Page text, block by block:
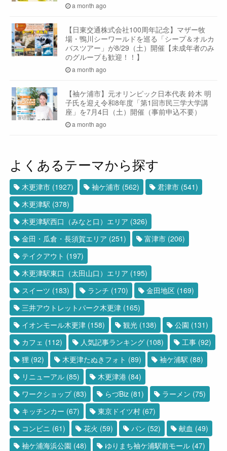
a month ago
【日東交通株式会社100周年記念】マザー牧
場・鴨川シーワールドを巡る「シープ＆オルカ
バスツアー」が8/29（土）開催【未成年者のみ
のグループも歓迎！！】
a month ago
【袖ケ浦市】元オリンピック日本代表 鈴木 明
子氏を迎え令和8年度「第1回市民三学大学講
座」を7月4日（土）開催（事前申込不要）
a month ago
よくあるテーマから探す
木更津市 (1927) 袖ケ浦市 (562) 君津市 (541)
木更津駅 (378)
木更津駅西口（みなと口）エリア (326)
金田・瓜倉・長須賀エリア (251) 富津市 (206)
テイクアウト (197)
木更津駅東口（太田山口）エリア (195)
スイーツ (183) ランチ (170) 金田地区 (169)
三井アウトレットパーク木更津 (165)
イオンモール木更津 (158) 観光 (138) 公園 (131)
カフェ (112) 人気記事ランキング (108) 工事 (92)
狸 (92) 木更津たぬきフォト (89) 袖ケ浦駅 (88)
リニューアル (85) 木更津港 (84)
ワークショップ(83) らづBiz (81) ラーメン (75)
キッチンカー (67) 東京ドイツ村 (67)
コンビニ (61) 花火 (59) パン (52) 献血 (49)
袖ケ浦海浜公園 (48) ゆりまち袖ケ浦駅前モール (47)